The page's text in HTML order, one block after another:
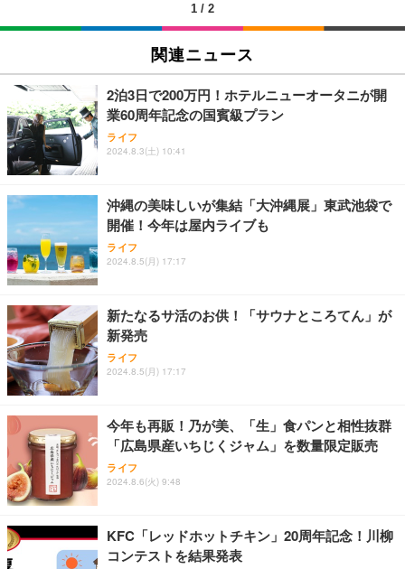
SIHOO B100 オフィスチェア／デスクチェア メッシ
ュチェア 人間工学 疲れない ブラック
￥27,999
Sezlife オフィスチェア デスクチェア 疲れない テレ
ワーク チェア 強化バックレスト 30度ロッキング機
能 人間工学 椅子 腰サポート 90度跳ね上げ式アーム
務用 おしゃれ パソコンチェア (ブラック)
Sezlife オフィスチェア デスクチェア 疲れない テレ
ワーク チェア 強化バックレスト 30度ロッキング機
能 人間工学 椅子 腰サポート 90度跳ね上げ式アーム
務用 おしゃれ パソコンチェア (ホワイト)
ANDWINT オフィスチェア デスクチェア 肘なし メ
ッシュ 通気性 ランバーサポート付き 腰サポート ガ
ス圧無段階昇降 360度回転 キャスター付き コンパク
EIZO ビジネス向けプレミアムモニター | FlexScan
￥109,572
【純正品】27"ゲーミングモニター DualSense 充電
フック付き（CFI-ZDM1J）
【整備済み品】Dell E2724HS 27インチ 液晶モニタ
ー フルHD（1920×1080）VA 非光沢 HDMI/DisplayP
ort/VGA スピーカー内蔵 高さ調整 スイベル VESA対
【MiniLED/24.5inch/280Hz/FHD】GRAPHT THE S
HOOTER Gaming Monitor 24” Essential ゲーミン
グモニター QD 24.5インチ 1ms FHD 量子ドット 残
Amazonベーシック ペットシーツ 厚型 ワイド 42枚
x2袋(84枚) ホワイト(吸収面:ライトブルー)
￥3,234
ネオ・ルーライフ ネオ・オムツ L 中型犬用 26枚入
り 単品
Smart Basic(スマートベーシック) 【Amazon.co.jp
限定】 Smart Basic アイリスオーヤマ ペットシーツ
超厚型 お徳用 ワイド 100枚入 (x 1) (ケース販売)
アイリスオーヤマ ペットシーツ 超厚型 お徳用 レギ
ュラー 200枚入【Amazon.co.jp限定】
1 / 2
関連ニュース
2泊3日で200万円！ホテルニューオータニが開
業60周年記念の国賓級プラン
ライフ
2024.8.3(土) 10:41
沖縄の美味しいが集結「大沖縄展」東武池袋で
開催！今年は屋内ライブも
ライフ
2024.8.5(月) 17:17
新たなるサ活のお供！「サウナところてん」が
新発売
ライフ
2024.8.5(月) 17:17
今年も再販！乃が美、「生」食パンと相性抜群
「広島県産いちじくジャム」を数量限定販売
ライフ
2024.8.6(火) 9:48
KFC「レッドホットチキン」20周年記念！川柳
コンテストを結果発表